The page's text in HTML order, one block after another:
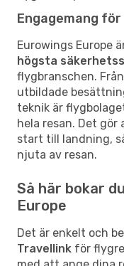
Engagemang
Eurowings Europe
högsta
flygbranschen.
utbildade
teknik är
hela resan. Det
start till landning,
njuta av resan.
Så här bokar
Europe
Det är enkelt och
Travellink för